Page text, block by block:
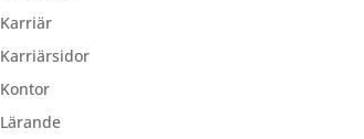
Karriär
Karriärsidor
Kontor
Lärande